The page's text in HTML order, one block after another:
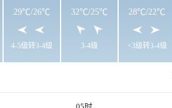
29℃/26℃
4-5级转3-4级
32℃/25℃
3-4级
28℃/22℃
<3级转3-4级